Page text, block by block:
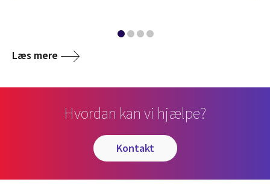
Læs mere
Hvordan kan vi hjælpe?
kontakt